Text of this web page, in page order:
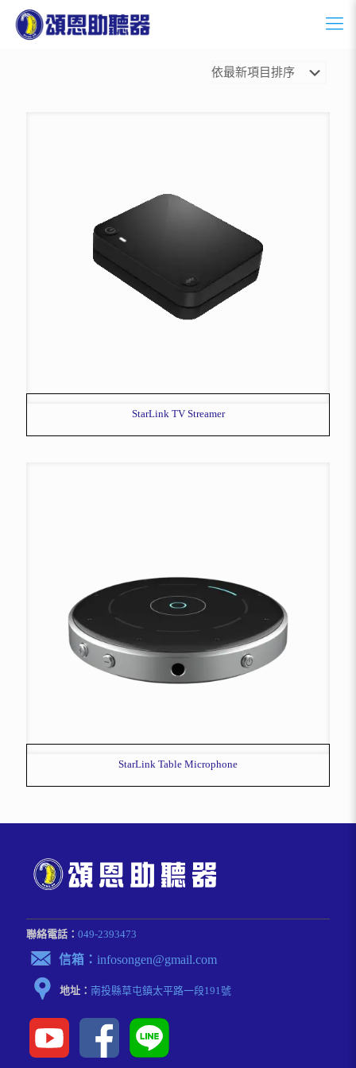
StarLink TV Streamer
StarLink Table Microphone
聯絡電話： 049-2393473
信箱： infosongen@gmail.com
地址： 南投縣草屯鎮太平路⼀段191號